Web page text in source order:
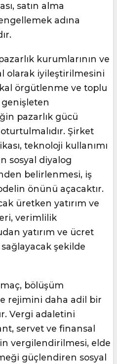
satın alma
adına
kurumlarının ve
olarak iyileştirilmesini
örgütlenme ve toplu
genişleten
pazarlık gücü
Şirket
teknoloji kullanımı
sosyal diyalog
belirlenmesi, iş
önünü açacaktır.
üretken yatırım ve
verimlilik
yatırım ve ücret
sağlayacak şekilde
bölüşüm
rejimini daha adil bir
Vergi adaletini
servet ve finansal
vergilendirilmesi, elde
güçlendiren sosyal